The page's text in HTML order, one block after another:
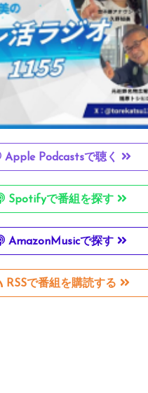
Apple Podcastsで聴く
Spotifyで番組を探す
AmazonMusicで探す
RSSで番組を購読する